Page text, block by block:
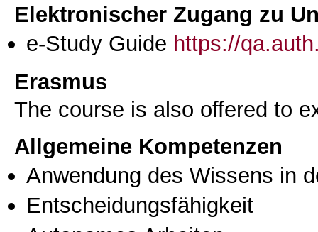
Elektronischer Zugang zu
e-Study Guide https://
Erasmus
The course is also offered to
Allgemeine Kompetenzen
Anwendung des Wissens in
Entscheidungsfähigkeit